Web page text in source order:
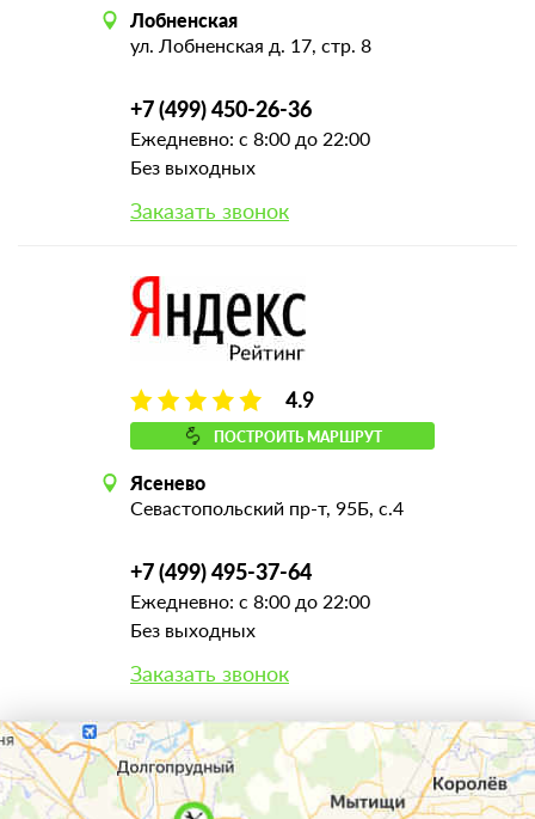
Лобненская
ул. Лобненская д. 17, стр. 8
+7 (499) 450-26-36
Ежедневно: с 8:00 до 22:00
Без выходных
Заказать звонок
4.9
ПОСТРОИТЬ МАРШРУТ
Ясенево
Севастопольский пр-т, 95Б, с.4
+7 (499) 495-37-64
Ежедневно: с 8:00 до 22:00
Без выходных
Заказать звонок